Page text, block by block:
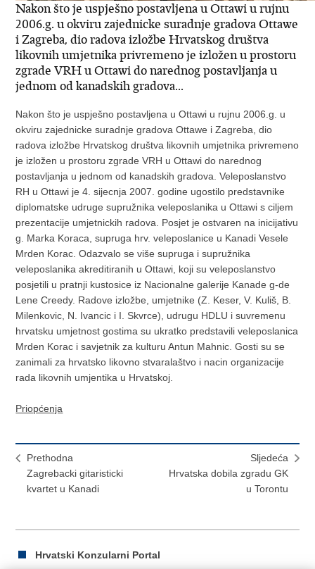
Nakon što je uspješno postavljena u Ottawi u rujnu
2006.g. u okviru zajednicke suradnje gradova Ottawe
i Zagreba, dio radova izložbe Hrvatskog društva
likovnih umjetnika privremeno je izložen u prostoru
zgrade VRH u Ottawi do narednog postavljanja u
jednom od kanadskih gradova...
Nakon što je uspješno postavljena u Ottawi u rujnu 2006.g. u
okviru zajednicke suradnje gradova Ottawe i Zagreba, dio
radova izložbe Hrvatskog društva likovnih umjetnika privremeno
je izložen u prostoru zgrade VRH u Ottawi do narednog
postavljanja u jednom od kanadskih gradova. Veleposlanstvo
RH u Ottawi je 4. sijecnja 2007. godine ugostilo predstavnike
diplomatske udruge supružnika veleposlanika u Ottawi s ciljem
prezentacije umjetnickih radova. Posjet je ostvaren na inicijativu
g. Marka Koraca, supruga hrv. veleposlanice u Kanadi Vesele
Mrden Korac. Odazvalo se više supruga i supružnika
veleposlanika akreditiranih u Ottawi, koji su veleposlanstvo
posjetili u pratnji kustosice iz Nacionalne galerije Kanade g-de
Lene Creedy. Radove izložbe, umjetnike (Z. Keser, V. Kuliš, B.
Milenkovic, N. Ivancic i I. Skvrce), udrugu HDLU i suvremenu
hrvatsku umjetnost gostima su ukratko predstavili veleposlanica
Mrden Korac i savjetnik za kulturu Antun Mahnic. Gosti su se
zanimali za hrvatsko likovno stvaralaštvo i nacin organizacije
rada likovnih umjentika u Hrvatskoj.
Priopćenja
Prethodna
Zagrebacki gitaristicki
kvartet u Kanadi
Sljedeća
Hrvatska dobila zgradu GK
u Torontu
Hrvatski Konzularni Portal